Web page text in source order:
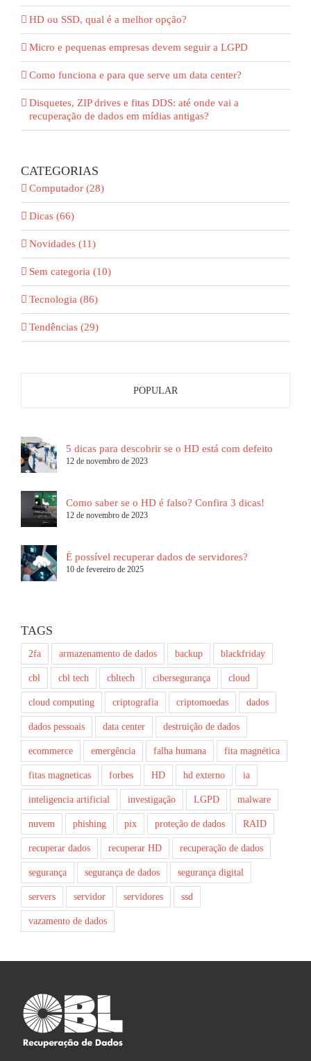
HD ou SSD, qual é a melhor opção?
Micro e pequenas empresas devem seguir a LGPD
Como funciona e para que serve um data center?
Disquetes, ZIP drives e fitas DDS: até onde vai a
recuperação de dados em mídias antigas?
CATEGORIAS
Computador (28)
Dicas (66)
Novidades (11)
Sem categoria (10)
Tecnologia (86)
Tendências (29)
POPULAR
5 dicas para descobrir se o HD está com defeito
12 de novembro de 2023
Como saber se o HD é falso? Confira 3 dicas!
12 de novembro de 2023
É possível recuperar dados de servidores?
10 de fevereiro de 2025
TAGS
2fa armazenamento de dados backup blackfriday
cbl cbl tech cbltech cibersegurança cloud
cloud computing criptografia criptomoedas dados
dados pessoais data center destruição de dados
ecommerce emergência falha humana fita magnética
fitas magneticas forbes HD hd externo ia
inteligencia artificial investigação LGPD malware
nuvem phishing pix proteção de dados RAID
recuperar dados recuperar HD recuperação de dados
segurança segurança de dados segurança digital
servers servidor servidores ssd
vazamento de dados